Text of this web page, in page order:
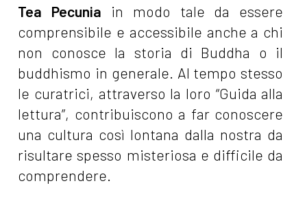
Tea Pecunia in modo tale da essere
comprensibile e accessibile anche a chi
non conosce la storia di Buddha o il
buddhismo in generale. Al tempo stesso
le curatrici, attraverso la loro “Guida alla
lettura”, contribuiscono a far conoscere
una cultura così lontana dalla nostra da
risultare spesso misteriosa e difficile da
comprendere.